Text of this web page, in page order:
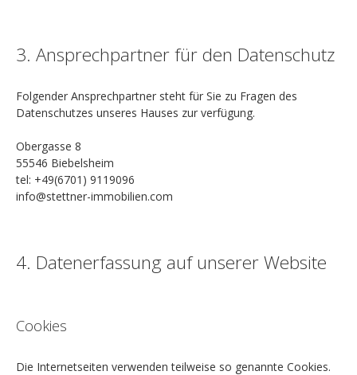
3. Ansprechpartner für den Datenschutz
Folgender Ansprechpartner steht für Sie zu Fragen des
Datenschutzes unseres Hauses zur verfügung.
Obergasse 8
55546 Biebelsheim
tel: +49(6701) 9119096
info@stettner-immobilien.com
4. Datenerfassung auf unserer Website
Cookies
Die Internetseiten verwenden teilweise so genannte Cookies.